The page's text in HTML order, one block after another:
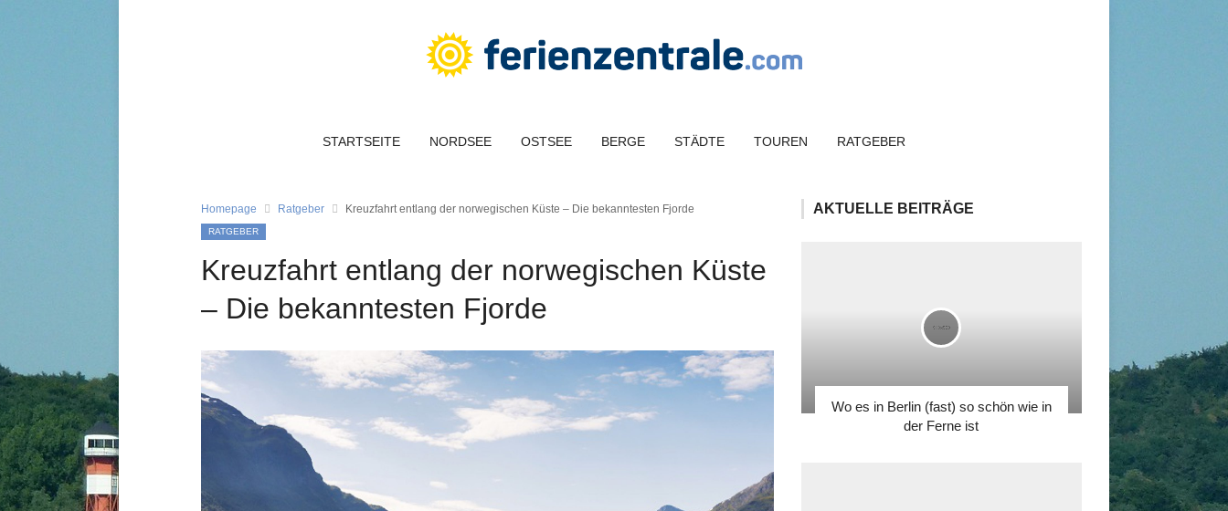
STARTSEITE NORDSEE OSTSEE BERGE STÄDTE TOUREN RATGEBER
Homepage Ratgeber Kreuzfahrt entlang der norwegischen Küste – Die bekanntesten Fjorde
RATGEBER
Kreuzfahrt entlang der norwegischen Küste
– Die bekanntesten Fjorde
AKTUELLE BEITRÄGE
Wo es in Berlin (fast) so schön wie in
der Ferne ist